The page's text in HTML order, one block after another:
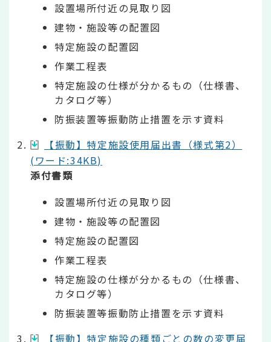
設置場所付近の見取り図
建物・施設等の配置図
特定施設の配置図
作業工程表
特定施設の仕様が分かるもの（仕様書、
カタログ等）
防振装置等振動防止措置を示す資料
【振動】特定施設使用届出書（様式第2）
(ワード:34KB)
添付書類
設置場所付近の見取り図
建物・施設等の配置図
特定施設の配置図
作業工程表
特定施設の仕様が分かるもの（仕様書、
カタログ等）
防振装置等振動防止措置を示す資料
【振動】特定施設の種類ごとの数の変更届